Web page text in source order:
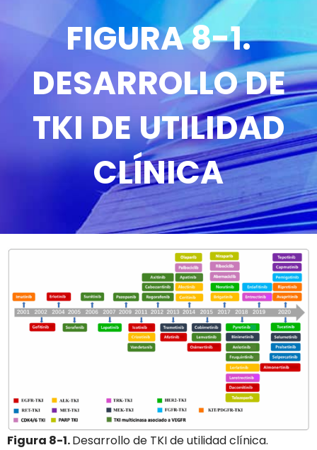
FIGURA 8-1.
DESARROLLO DE
TKI DE UTILIDAD
CLÍNICA
Figura 8-1.Desarrollo de TKI de utilidad clínica.